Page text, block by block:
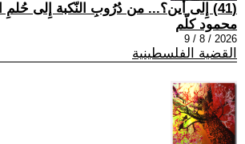
(41) إِلى أين؟... من دُرُوبِ النّكبة إِلى حُلمِ العودة
محمود كلّم
2026 / 8 / 9
القضية الفلسطينية